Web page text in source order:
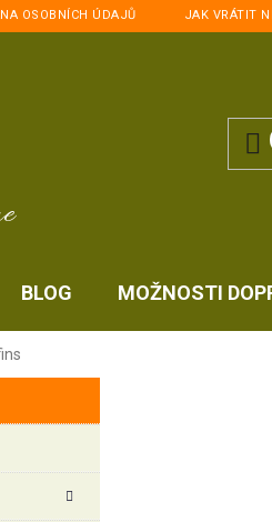
OSOBNÍCH ÚDAJŮ JAK VRÁTIT
BLOG MOŽNOSTI